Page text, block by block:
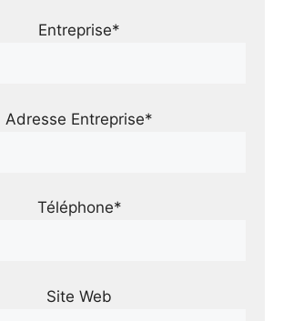
Entreprise*
Adresse Entreprise*
Téléphone*
Site Web